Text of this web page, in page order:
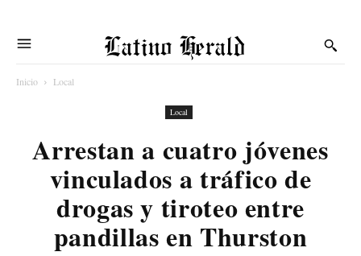
Latino Herald
Inicio Local
Local
Arrestan a cuatro jóvenes
vinculados a tráfico de
drogas y tiroteo entre
pandillas en Thurston